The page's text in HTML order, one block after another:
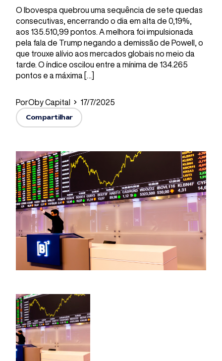
O Ibovespa quebrou uma sequência de sete quedas
consecutivas, encerrando o dia em alta de 0,19%,
aos 135.510,99 pontos. A melhora foi impulsionada
pela fala de Trump negando a demissão de Powell, o
que trouxe alívio aos mercados globais no meio da
tarde. O índice oscilou entre a mínima de 134.265
pontos e a máxima […]
PorOby Capital 17/7/2025
Compartilhar